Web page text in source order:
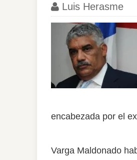
Luis Herasme
encabezada por el
Varga Maldonado